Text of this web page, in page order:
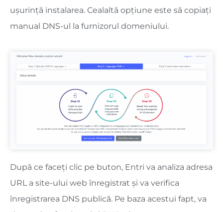
ușurință instalarea. Cealaltă opțiune este să copiați
manual DNS-ul la furnizorul domeniului.
După ce faceți clic pe buton, Entri va analiza adresa
URL a site-ului web înregistrat și va verifica
înregistrarea DNS publică. Pe baza acestui fapt, va